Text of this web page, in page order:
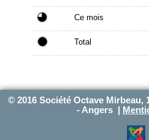
Ce mois
Total
© 2016 Société Octave Mirbeau,
- Angers |